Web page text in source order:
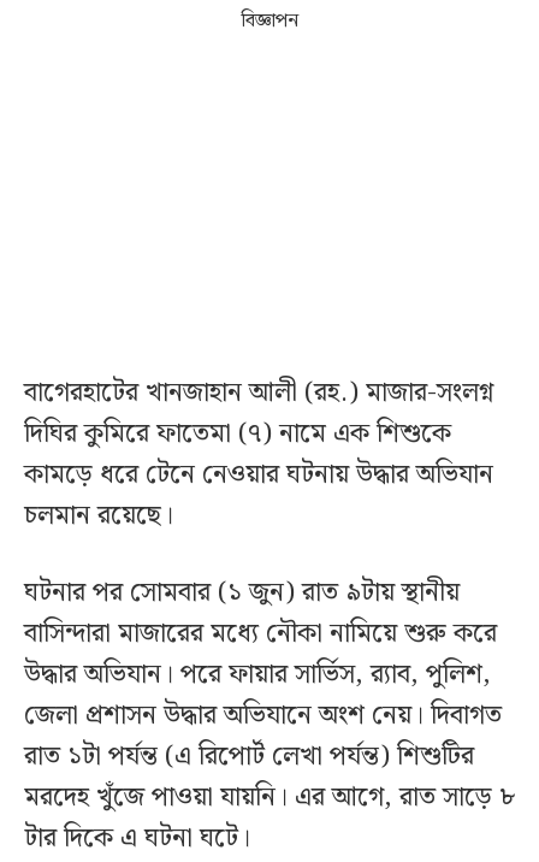
বিজ্ঞাপন
বাগেরহাটের খানজাহান আলী (রহ.) মাজার-সংলগ্ন
দিঘির কুমিরে ফাতেমা (৭) নামে এক শিশুকে
কামড়ে ধরে টেনে নেওয়ার ঘটনায় উদ্ধার অভিযান
চলমান রয়েছে।
ঘটনার পর সোমবার (১ জুন) রাত ৯টায় স্থানীয়
বাসিন্দারা মাজারের মধ্যে নৌকা নামিয়ে শুরু করে
উদ্ধার অভিযান। পরে ফায়ার সার্ভিস, র‌্যাব, পুলিশ,
জেলা প্রশাসন উদ্ধার অভিযানে অংশ নেয়। দিবাগত
রাত ১টা পর্যন্ত (এ রিপোর্ট লেখা পর্যন্ত) শিশুটির
মরদেহ খুঁজে পাওয়া যায়নি। এর আগে, রাত সাড়ে ৮
টার দিকে এ ঘটনা ঘটে।